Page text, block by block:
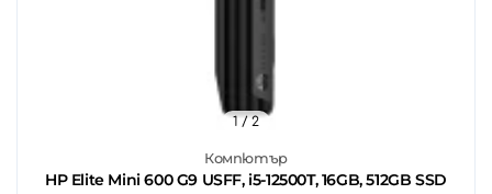
Компютър
HP Elite Mini 600 G9 USFF, i5-12500T, 16GB, 512GB SSD
1/ 2